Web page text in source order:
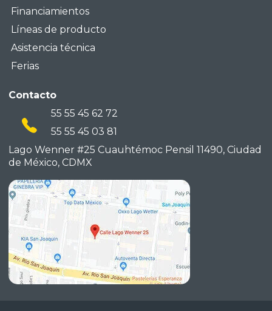
Financiamientos
Líneas de producto
Asistencia técnica
Ferias
Contacto
55 55 45 62 72
55 55 45 03 81
Lago Wenner #25 Cuauhtémoc Pensil 11490, Ciudad
de México, CDMX